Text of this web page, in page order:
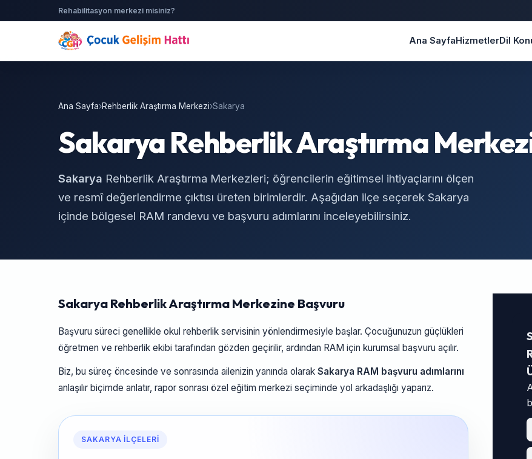
Rehabilitasyon merkezi misiniz?
Ana SayfaHizmetlerDil
Ana Sayfa›Rehberlik Araştırma Merkezi›Sakarya
Sakarya Rehberlik Araştırma
Sakarya Rehberlik Araştırma Merkezleri; öğrencilerin eğitimsel ihtiyaçlarını ölçen
ve resmî değerlendirme çıktısı üreten birimlerdir. Aşağıdan ilçe seçerek Sakarya
içinde bölgesel RAM randevu ve başvuru adımlarını inceleyebilirsiniz.
Sakarya Rehberlik Araştırma Merkezine Başvuru
Başvuru süreci genellikle okul rehberlik servisinin yönlendirmesiyle başlar. Çocuğunuzun güçlükleri
öğretmen ve rehberlik ekibi tarafından gözden geçirilir, ardından RAM için kurumsal başvuru açılır.
Biz, bu süreç öncesinde ve sonrasında ailenizin yanında olarak Sakarya RAM başvuru adımlarını
anlaşılır biçimde anlatır, rapor sonrası özel eğitim merkezi seçiminde yol arkadaşlığı yaparız.
SAKARYA İLÇELERI